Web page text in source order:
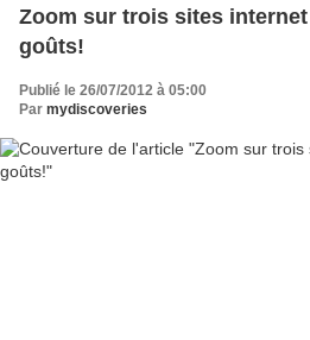
Zoom sur trois sites
goûts!
Publié le 26/07/2012 à 05:00
Par mydiscoveries